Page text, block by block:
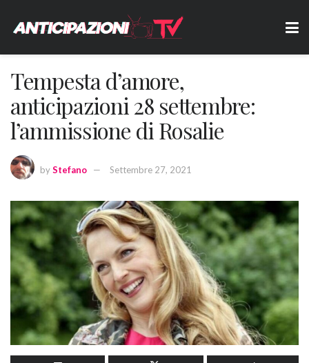
Tempesta d’amore,
anticipazioni 28 settembre:
l’ammissione di Rosalie
byStefano Settembre 27, 2021